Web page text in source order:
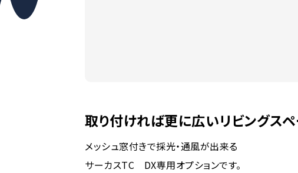
取り付ければ更に広いリビングス
メッシュ窓付きで採光・通風が出来る
サーカスTC DX専用オプションです。